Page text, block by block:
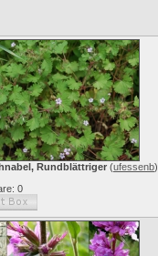
Rundblättriger (ufessenb)
0